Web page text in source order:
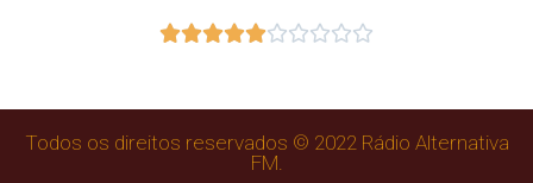

Todos os direitos reservados © 2022 Rádio Alternativa
FM.